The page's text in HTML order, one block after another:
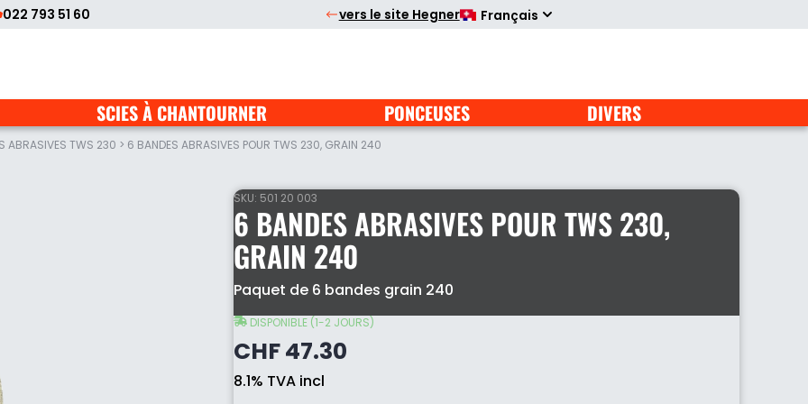
022 793 51 60 vers le site Hegner Français
SCIES À CHANTOURNER PONCEUSES DIVERS
ABRASIVES TWS 230 > 6 BANDES ABRASIVES POUR TWS 230, GRAIN 240
SKU: 501 20 003
6 BANDES ABRASIVES POUR TWS 230,
GRAIN 240
Paquet de 6 bandes grain 240
DISPONIBLE (1-2 JOURS)
CHF47.30
8.1% TVA incl
6
bandes
abrasives
pour
TWS
230,